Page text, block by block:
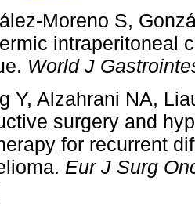
Moreno S,
intraperitoneal
World J
Y, Alzahrani NA,
surgery and
for recurrent
Eur J Surg